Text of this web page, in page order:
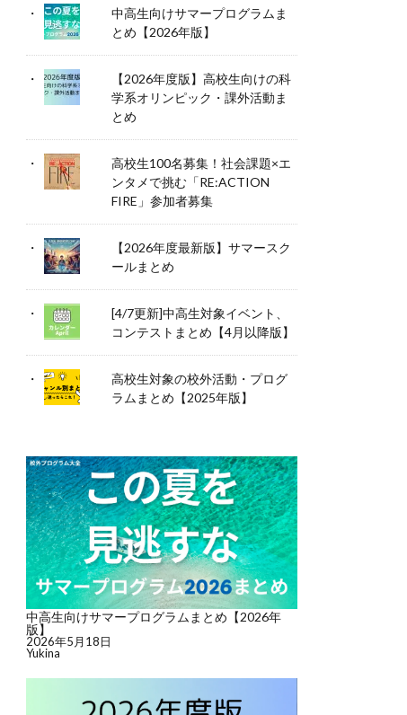
中高生向けサマープログラムま
とめ【2026年版】
【2026年度版】高校生向けの科
学系オリンピック・課外活動ま
とめ
高校生100名募集！社会課題×エ
ンタメで挑む「RE:ACTION
FIRE」参加者募集
【2026年度最新版】サマースク
ールまとめ
[4/7更新]中高生対象イベント、
コンテストまとめ【4月以降版】
高校生対象の校外活動・プログ
ラムまとめ【2025年版】
中高生向けサマープログラムまとめ【2026年
版】
2026年5月18日
Yukina